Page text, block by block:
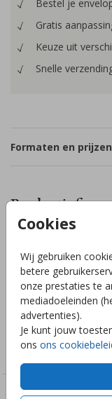
Cookies
Wij gebruiken
betere
onze prestaties te
mediadoeleinden
advertenties).
Je kunt jouw
ons ons
Bestel je
Gratis
Keuze uit
Snelle
Formaten en prijzen
Achterkaart voor
sterren. Bewerk in
Hulp nodig? Stuur
Collectie